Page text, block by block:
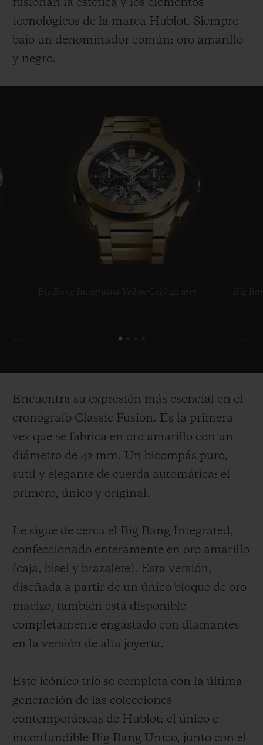
fusionan la estética y los elementos
tecnológicos de la marca Hublot. Siempre
bajo un denominador común: oro amarillo
y negro.
Encuentra su expresión más esencial en el
cronógrafo Classic Fusion. Es la primera
vez que se fabrica en oro amarillo con un
diámetro de 42 mm. Un bicompás puro,
sutil y elegante de cuerda automática: el
primero, único y original.
Le sigue de cerca el Big Bang Integrated,
confeccionado enteramente en oro amarillo
(caja, bisel y brazalete ). Esta versión,
diseñada a partir de un único bloque de oro
macizo, también está disponible
completamente engastado con diamantes
en la versión de alta joyería.
Este icónico trío se completa con la última
generación de las colecciones
contemporáneas de Hublot: el único e
inconfundible Big Bang Unico, junto con el